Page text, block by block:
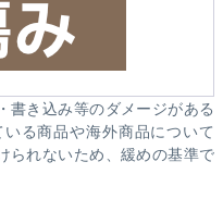
書き込み等のダメージがある
る商品や海外商品について
られないため、緩めの基準で